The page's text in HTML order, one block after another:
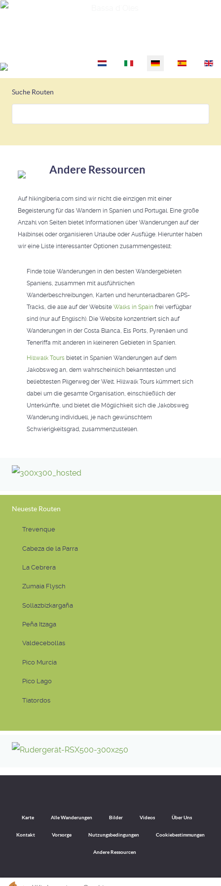
Sprache auswählen
Suche Routen
Andere Ressourcen
Auf hikingiberia.com sind wir nicht die einzigen mit einer
Begeisterung für das Wandern in Spanien und Portugal. Eine große
Anzahl von Seiten bietet Informationen über Wanderungen auf der
Halbinsel oder organisieren Urlaube oder Ausflüge. Hierunter haben
wir eine Liste interessanter Optionen zusammengestellt:
Finde tolle Wanderungen in den besten Wandergebieten
Spaniens, zusammen mit ausführlichen
Wanderbeschreibungen, Karten und herunterladbaren GPS-
Tracks, die alle auf der Website Walks in Spainfrei verfügbar
sind (nur auf Englisch). Die Website konzentriert sich auf
Wanderungen in der Costa Blanca, Els Ports, Pyrenäen und
Teneriffa mit anderen in kleineren Gebieten in Spanien.
Hillwalk Toursbietet in Spanien Wanderungen auf dem
Jakobsweg an, dem wahrscheinlich bekanntesten und
beliebtesten Pilgerweg der Welt. Hillwalk Tours kümmert sich
dabei um die gesamte Organisation, einschließlich der
Unterkünfte, und bietet die Möglichkeit sich die Jakobsweg
Wanderung individuell, je nach gewünschtem
Schwierigkeitsgrad, zusammenzustellen.
Neueste Routen
Trevenque
Cabeza de la Parra
La Cebrera
Zumaia Flysch
Sollazbizkargaña
Peña Itzaga
Valdecebollas
Pico Murcia
Pico Lago
Tiatordos
Karte Alle Wanderungen Bilder Videos Über Uns
Kontakt Vorsorge Nutzungsbedingungen Cookiebestimmungen
Andere Ressourcen